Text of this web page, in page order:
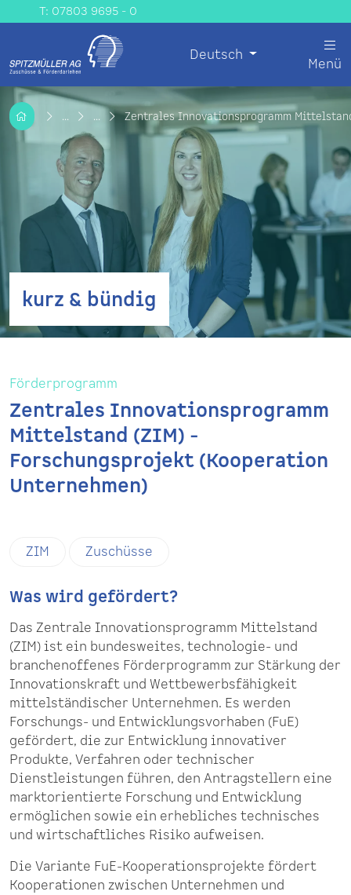
T: 07803 9695 - 0
Deutsch
Menü
... ... Zentrales Innovationsprogramm
kurz & bündig
Förderprogramm
Zentrales Innovationsprogramm
Mittelstand (ZIM) -
Forschungsprojekt (Kooperation
Unternehmen)
ZIM Zuschüsse
Was wird gefördert?
Das Zentrale Innovationsprogramm Mittelstand
(ZIM) ist ein bundesweites, technologie- und
branchenoffenes Förderprogramm zur Stärkung der
Innovationskraft und Wettbewerbsfähigkeit
mittelständischer Unternehmen. Es werden
Forschungs- und Entwicklungsvorhaben (FuE)
gefördert, die zur Entwicklung innovativer
Produkte, Verfahren oder technischer
Dienstleistungen führen, den Antragstellern eine
marktorientierte Forschung und Entwicklung
ermöglichen sowie ein erhebliches technisches
und wirtschaftliches Risiko aufweisen.
Die Variante FuE-Kooperationsprojekte fördert
Kooperationen zwischen Unternehmen und